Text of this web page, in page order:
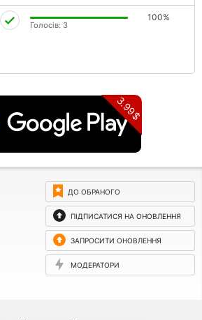
100%
Голосів: 3
3.99$
ДО ОБРАНОГО
ПІДПИСАТИСЯ НА ОНОВЛЕННЯ
ЗАПРОСИТИ ОНОВЛЕННЯ
МОДЕРАТОРИ